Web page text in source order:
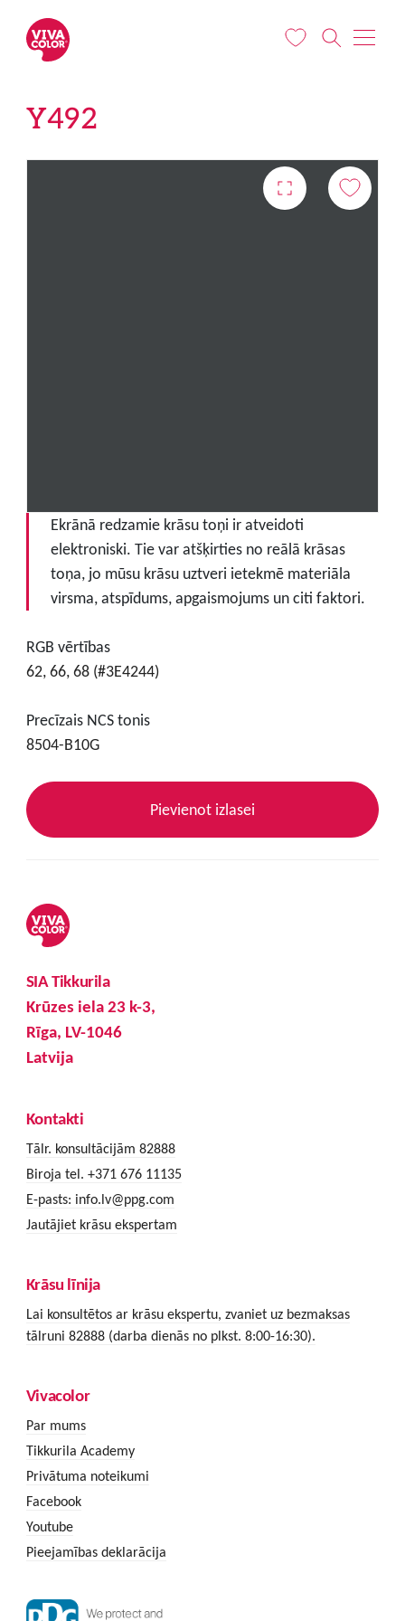
Y492
Ekrānā redzamie krāsu toņi ir atveidoti
elektroniski. Tie var atšķirties no reālā krāsas
toņa, jo mūsu krāsu uztveri ietekmē materiāla
virsma, atspīdums, apgaismojums un citi faktori.
RGB vērtības
62, 66, 68 (#3E4244)
Precīzais NCS tonis
8504-B10G
Pievienot izlasei
SIA Tikkurila
Krūzes iela 23 k-3,
Rīga, LV-1046
Latvija
Kontakti
Tālr. konsultācijām 82888
Biroja tel. +371 676 11135
E-pasts: info.lv@ppg.com
Jautājiet krāsu ekspertam
Krāsu līnija
Lai konsultētos ar krāsu ekspertu, zvaniet uz bezmaksas
tālruni 82888 (darba dienās no plkst. 8:00-16:30).
Vivacolor
Par mums
Tikkurila Academy
Privātuma noteikumi
Facebook
Youtube
Pieejamības deklarācija